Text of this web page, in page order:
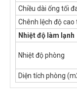
Chiều dài ống tối
Chênh lệch độ cao
Nhiệt độ làm lạnh
Nhiệt độ phòng
Diện tích phòng